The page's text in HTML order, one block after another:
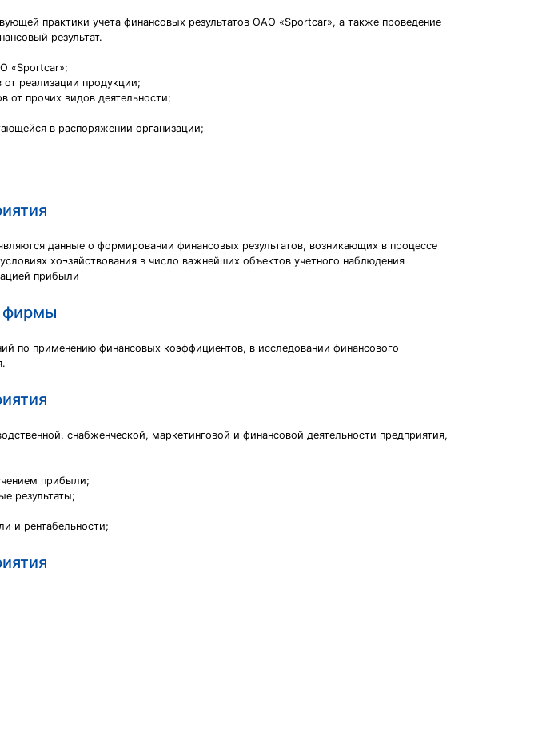
практики учета финансовых результатов ОАО «Sportcar», а также проведение
результат.
«Sportcar»;
от реализации продукции;
от прочих видов деятельности;
в распоряжении организации;
данные о формировании финансовых результатов, возникающих в процессе
хо¬зяйствования в число важнейших объектов учетного наблюдения
прибыли
фирмы
по применению финансовых коэффициентов, в исследовании финансового
снабженческой, маркетинговой и финансовой деятельности предприятия,
прибыли;
результаты;
и рентабельности;